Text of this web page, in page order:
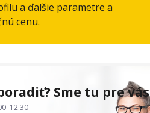
a ďalšie parametre a
cenu.
Sme tu pre vás